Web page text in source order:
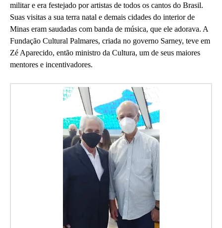
militar e era festejado por artistas de todos os cantos do Brasil.
Suas visitas a sua terra natal e demais cidades do interior de
Minas eram saudadas com banda de música, que ele adorava. A
Fundação Cultural Palmares, criada no governo Sarney, teve em
Zé Aparecido, então ministro da Cultura, um de seus maiores
mentores e incentivadores.